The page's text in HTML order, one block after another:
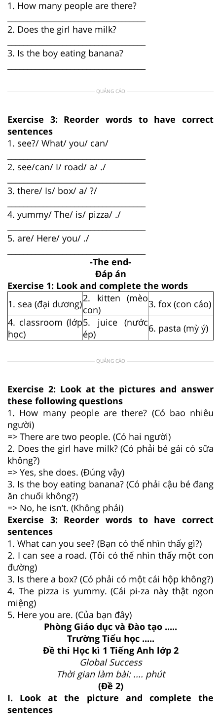
1. How many people are there?
2. Does the girl have milk?
3. Is the boy eating banana?
QUẢNG CÁO
Exercise 3: Reorder words to have correct
sentences
1. see?/ What/ you/ can/
2. see/can/ I/ road/ a/ ./
3. there/ Is/ box/ a/ ?/
4. yummy/ The/ is/ pizza/ ./
5. are/ Here/ you/ ./
-The end-
Đáp án
Exercise 1: Look and complete the words
1. sea (đại dương)2. kitten (mèo
con)
3. fox (con cáo)
4. classroom (lớp
học)
5. juice (nước
ép)
6. pasta (mỳ ý)
QUẢNG CÁO
Exercise 2: Look at the pictures and answer
these following questions
1. How many people are there? (Có bao nhiêu
người)
=> There are two people. (Có hai người)
2. Does the girl have milk? (Có phải bé gái có sữa
không?)
=> Yes, she does. (Đúng vậy)
3. Is the boy eating banana? (Có phải cậu bé đang
ăn chuối không?)
=> No, he isn’t. (Không phải)
Exercise 3: Reorder words to have correct
sentences
1. What can you see? (Bạn có thể nhìn thấy gì?)
2. I can see a road. (Tôi có thể nhìn thấy một con
đường)
3. Is there a box? (Có phải có một cái hộp không?)
4. The pizza is yummy. (Cái pi-za này thật ngon
miệng)
5. Here you are. (Của bạn đây)
Phòng Giáo dục và Đào tạo .....
Trường Tiểu học .....
Đề thi Học kì 1 Tiếng Anh lớp 2
Global Success
Thời gian làm bài: .... phút
(Đề 2)
I. Look at the picture and complete the
sentences